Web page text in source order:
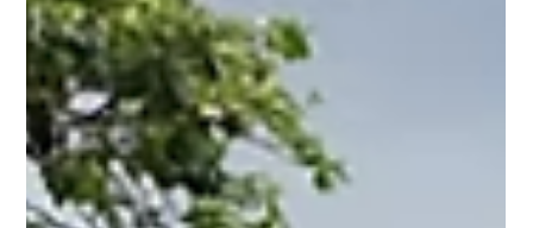
vietmangrovegroup
27 thg 6
9 phút đọc